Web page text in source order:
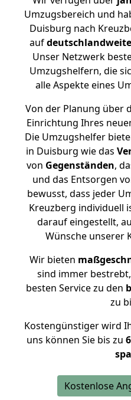
Umzugsbereich und
Duisburg nach
auf
Unser Netzwerk
Umzugshelfern, die
alle Aspekte eines
Von der Planung über
Einrichtung Ihres
Die Umzugshelfer
in Duisburg wie das
von Gegenständen,
und das Entsorgen
bewusst, dass jeder
Kreuzberg individuell
darauf eingestellt,
Wünsche unserer
Wir bieten
sind immer
besten Service zu den
zu
Kostengünstiger wird
uns können Sie bis zu
Kostenlose